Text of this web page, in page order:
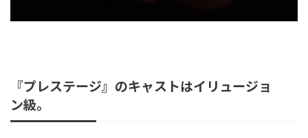
『プレステージ』のキャストはイリュージョ
ン級。